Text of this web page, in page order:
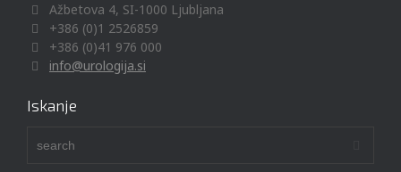
Ažbetova 4, SI-1000 Ljubljana
+386 (0)1 2526859
+386 (0)41 976 000
info@urologija.si
Iskanje